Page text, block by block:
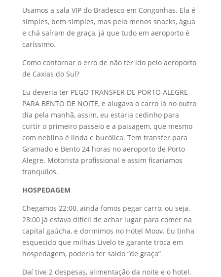
Usamos a sala VIP do Bradesco em Congonhas. Ela é
simples, bem simples, mas pelo menos snacks, água
e chá saíram de graça, já que tudo em aeroporto é
caríssimo.
Como contornar o erro de não ter ido pelo aeroporto
de Caxias do Sul?
Eu deveria ter PEGO TRANSFER DE PORTO ALEGRE
PARA BENTO DE NOITE, e alugava o carro lá no outro
dia pela manhã, assim, eu estaria cedinho para
curtir o primeiro passeio e a paisagem, que mesmo
com neblina é linda e bucólica. Tem transfer para
Gramado e Bento 24 horas no aeroporto de Porto
Alegre. Motorista profissional e assim ficaríamos
tranquilos.
HOSPEDAGEM
Chegamos 22:00, ainda fomos pegar carro, ou seja,
23:00 já estava difícil de achar lugar para comer na
capital gaúcha, e dormimos no Hotel Moov. Eu tinha
esquecido que milhas Livelo te garante troca em
hospedagem, poderia ter saído “de graça”
Daí tive 2 despesas, alimentação da noite e o hotel.